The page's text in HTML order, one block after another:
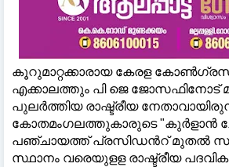
കൂറുമാറ്റക്കാരായ കേരള
എക്കാലത്തും പി ജെ ജോസഫിനോട്
പുലര്‍ത്തിയ രാഷ്ട്രീയ
കോതമംഗലത്തുകാരുടെ "കുര്‍ളാന്‍
പഞ്ചായത്ത് പ്രസിഡന്‍റ് മുതല്‍
സ്ഥാനം വരെയുളള രാഷ്ട്രീയ